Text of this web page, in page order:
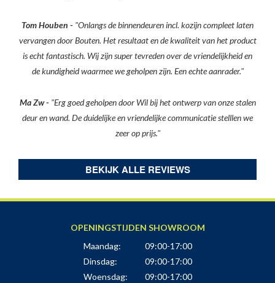
Tom Houben - "Onlangs de binnendeuren incl. kozijn compleet laten
vervangen door Bouten. Het resultaat en de kwaliteit van het product
is echt fantastisch. Wij zijn super tevreden over de vriendelijkheid en
de kundigheid waarmee we geholpen zijn. Een echte aanrader."
Ma Zw - "Erg goed geholpen door Wil bij het ontwerp van onze stalen
deur en wand. De duidelijke en vriendelijke communicatie stelllen we
zeer op prijs."
BEKIJK ALLE REVIEWS
OPENINGSTIJDEN SHOWROOM
Maandag:
09:00-17:00
Dinsdag:
09:00-17:00
Woensdag:
09:00-17:00